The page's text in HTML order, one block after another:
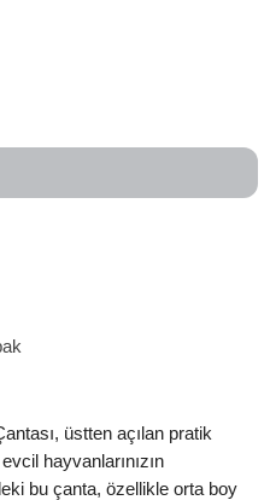
üstten açılan pratik
hayvanlarınızın
bu çanta, özellikle orta boy